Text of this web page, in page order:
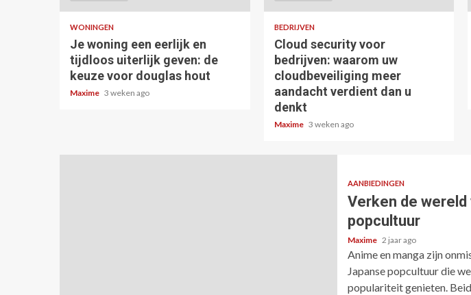
WONINGEN
Je woning een eerlijk en
tijdloos uiterlijk geven: de
keuze voor douglas hout
Maxime 3 weken ago
BEDRIJVEN
Cloud security voor
bedrijven: waarom uw
cloudbeveiliging meer
aandacht verdient dan u
denkt
Maxime 3 weken ago
AANBIEDINGEN
Verken de wereld
popcultuur
Maxime 2 jaar ago
Anime en manga zijn
Japanse popcultuur die
populariteit genieten.